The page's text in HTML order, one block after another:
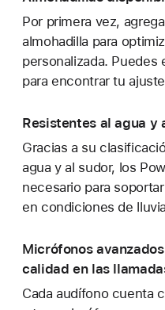
Por primera vez,
almohadilla para
personalizada. Puedes
para encontrar tu
Resistentes al agua y
Gracias a su
agua y al sudor, los
necesario para
en condiciones de
Micrófonos
calidad en las
Cada audífono cuenta